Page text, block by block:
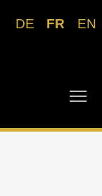
DE FR EN